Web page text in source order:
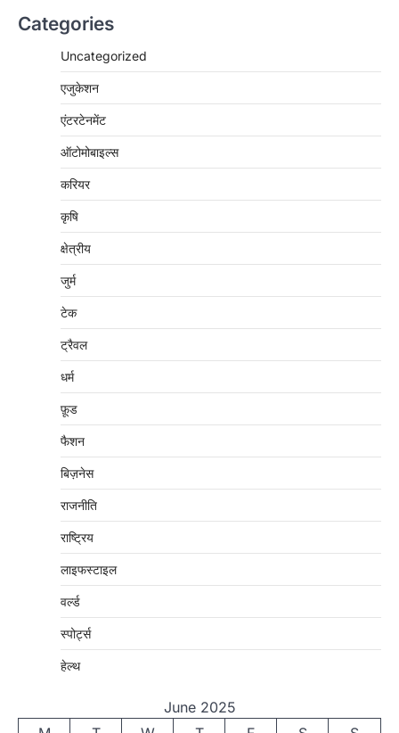
Categories
Uncategorized
एजुकेशन
एंटरटेनमेंट
ऑटोमोबाइल्स
करियर
कृषि
क्षेत्रीय
जुर्म
टेक
ट्रैवल
धर्म
फ़ूड
फैशन
बिज़नेस
राजनीति
राष्ट्रिय
लाइफस्टाइल
वर्ल्ड
स्पोर्ट्स
हेल्थ
June 2025